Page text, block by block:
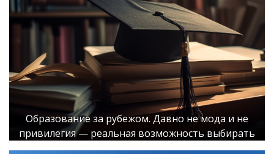
Образование за рубежом. Давно не мода и не
привилегия — реальная возможность выбирать